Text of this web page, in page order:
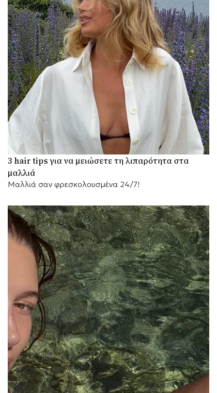
3 hair tips για να μειώσετε τη λιπαρότητα στα
μαλλιά
Μαλλιά σαν φρεσκολουσμένα 24/7!